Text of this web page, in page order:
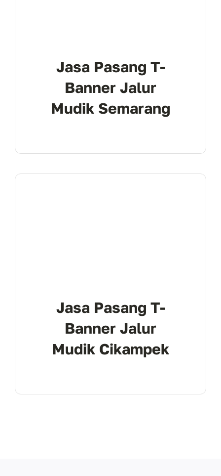
Jasa Pasang T-
Banner Jalur
Mudik Semarang
Jasa Pasang T-
Banner Jalur
Mudik Cikampek